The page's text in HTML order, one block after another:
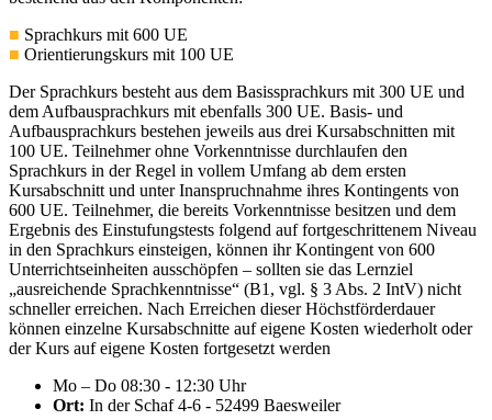
■ Sprachkurs mit 600 UE
■ Orientierungskurs mit 100 UE
Der Sprachkurs besteht aus dem Basissprachkurs mit 300 UE und
dem Aufbausprachkurs mit ebenfalls 300 UE. Basis- und
Aufbausprachkurs bestehen jeweils aus drei Kursabschnitten mit
100 UE. Teilnehmer ohne Vorkenntnisse durchlaufen den
Sprachkurs in der Regel in vollem Umfang ab dem ersten
Kursabschnitt und unter Inanspruchnahme ihres Kontingents von
600 UE. Teilnehmer, die bereits Vorkenntnisse besitzen und dem
Ergebnis des Einstufungstests folgend auf fortgeschrittenem Niveau
in den Sprachkurs einsteigen, können ihr Kontingent von 600
Unterrichtseinheiten ausschöpfen – sollten sie das Lernziel
„ausreichende Sprachkenntnisse“ (B1, vgl. § 3 Abs. 2 IntV) nicht
schneller erreichen. Nach Erreichen dieser Höchstförderdauer
können einzelne Kursabschnitte auf eigene Kosten wiederholt oder
der Kurs auf eigene Kosten fortgesetzt werden
Mo – Do 08:30 - 12:30 Uhr
Ort: In der Schaf 4-6 - 52499 Baesweiler